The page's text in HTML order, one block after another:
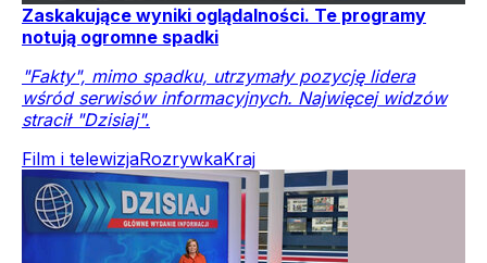
Zaskakujące wyniki oglądalności. Te programy
notują ogromne spadki
"Fakty", mimo spadku, utrzymały pozycję lidera
wśród serwisów informacyjnych. Najwięcej widzów
stracił "Dzisiaj".
Film i telewizjaRozrywkaKraj